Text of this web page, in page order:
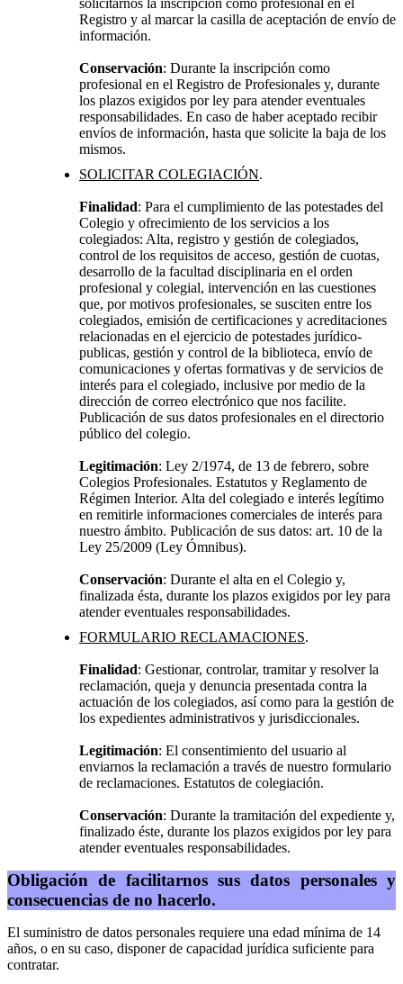
Registro y al marcar la casilla de aceptación de envío de
información.
Conservación: Durante la inscripción como
profesional en el Registro de Profesionales y, durante
los plazos exigidos por ley para atender eventuales
responsabilidades. En caso de haber aceptado recibir
envíos de información, hasta que solicite la baja de los
mismos.
SOLICITAR COLEGIACIÓN.
Finalidad: Para el cumplimiento de las potestades del
Colegio y ofrecimiento de los servicios a los
colegiados: Alta, registro y gestión de colegiados,
control de los requisitos de acceso, gestión de cuotas,
desarrollo de la facultad disciplinaria en el orden
profesional y colegial, intervención en las cuestiones
que, por motivos profesionales, se susciten entre los
colegiados, emisión de certificaciones y acreditaciones
relacionadas en el ejercicio de potestades jurídico-
publicas, gestión y control de la biblioteca, envío de
comunicaciones y ofertas formativas y de servicios de
interés para el colegiado, inclusive por medio de la
dirección de correo electrónico que nos facilite.
Publicación de sus datos profesionales en el directorio
público del colegio.
Legitimación: Ley 2/1974, de 13 de febrero, sobre
Colegios Profesionales. Estatutos y Reglamento de
Régimen Interior. Alta del colegiado e interés legítimo
en remitirle informaciones comerciales de interés para
nuestro ámbito. Publicación de sus datos: art. 10 de la
Ley 25/2009 (Ley Ómnibus).
Conservación: Durante el alta en el Colegio y,
finalizada ésta, durante los plazos exigidos por ley para
atender eventuales responsabilidades.
FORMULARIO RECLAMACIONES.
Finalidad: Gestionar, controlar, tramitar y resolver la
reclamación, queja y denuncia presentada contra la
actuación de los colegiados, así como para la gestión de
los expedientes administrativos y jurisdiccionales.
Legitimación: El consentimiento del usuario al
enviarnos la reclamación a través de nuestro formulario
de reclamaciones. Estatutos de colegiación.
Conservación: Durante la tramitación del expediente y,
finalizado éste, durante los plazos exigidos por ley para
atender eventuales responsabilidades.
Obligación de facilitarnos sus datos personales y
consecuencias de no hacerlo.
El suministro de datos personales requiere una edad mínima de 14
años, o en su caso, disponer de capacidad jurídica suficiente para
contratar.